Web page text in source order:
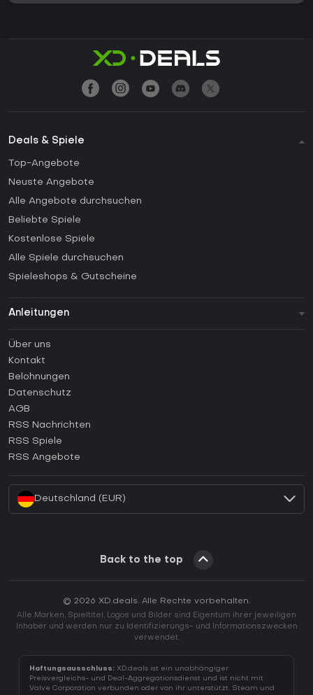
Deals & Spiele
Top-Angebote
Neuste Angebote
Alle Angebote durchsuchen
Beliebte Spiele
Kostenlose Spiele
Alle Spiele durchsuchen
Spieleshops & Gutscheine
Anleitungen
Anleitungen
Wie aktiviert man einen Steam CD Key?
Wie aktiviert man einen Epic Games CD Key?
Wie aktiviert man einen GOG CD Key?
Wie aktiviert man einen Ubisoft Connect CD Key?
Über uns
Kontakt
Belohnungen
Datenschutz
AGB
RSS Nachrichten
RSS Spiele
RSS Angebote
Deutschland (EUR)
Back to the top
© 2026 XD.deals. Alle Rechte vorbehalten.
Alle Marken, Spieltitel, Logos und Bilder sind Eigentum ihrer jeweiligen
Inhaber und werden nur zu Identifizierungs- und Informationszwecken
verwendet.
Haftungsausschluss: XD.deals ist ein unabhängiger
Preisvergleichs- und Deal-Aggregationsdienst und ist nicht mit
Valve Corporation verbunden oder von ihr unterstützt. Steam und